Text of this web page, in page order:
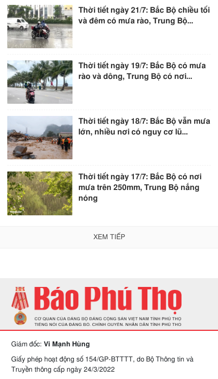
Thời tiết ngày 21/7: Bắc Bộ chiều tối
và đêm có mưa rào, Trung Bộ...
Thời tiết ngày 19/7: Bắc Bộ có mưa
rào và dông, Trung Bộ có nơi...
Thời tiết ngày 18/7: Bắc Bộ vẫn mưa
lớn, nhiều nơi có nguy cơ lũ...
Thời tiết ngày 17/7: Bắc Bộ có nơi
mưa trên 250mm, Trung Bộ nắng
nóng
XEM TIẾP
Giám đốc: Vi Mạnh Hùng
Giấy phép hoạt động số 154/GP-BTTTT, do Bộ Thông tin và
Truyền thông cấp ngày 24/3/2022